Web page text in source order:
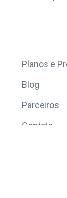
Planos e
Blog
Parceiros
Contato